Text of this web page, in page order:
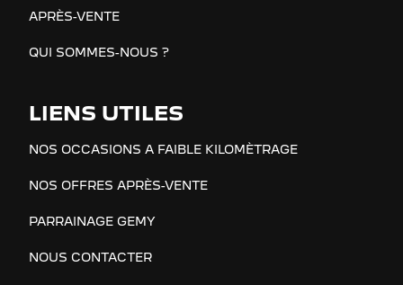
APRÈS-VENTE
QUI SOMMES-NOUS ?
LIENS UTILES
NOS OCCASIONS A FAIBLE KILOMÈTRAGE
NOS OFFRES APRÈS-VENTE
PARRAINAGE GEMY
NOUS CONTACTER